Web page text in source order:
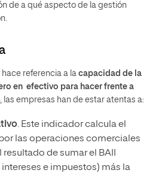
de a qué aspecto de la gestión
hace referencia a la capacidad de la
en efectivo para hacer frente a
las empresas han de estar atentas a:
. Este indicador calcula el
las operaciones comerciales
de sumar el BAII
e impuestos) más la